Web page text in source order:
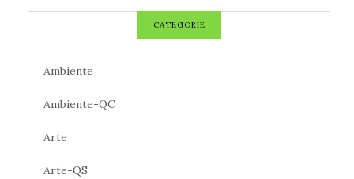
CATEGORIE
Ambiente
Ambiente-QC
Arte
Arte-QS